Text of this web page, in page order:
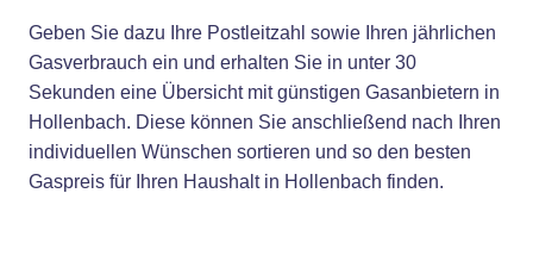
Geben Sie dazu Ihre Postleitzahl sowie Ihren jährlichen
Gasverbrauch ein und erhalten Sie in unter 30
Sekunden eine Übersicht mit günstigen Gasanbietern in
Hollenbach. Diese können Sie anschließend nach Ihren
individuellen Wünschen sortieren und so den besten
Gaspreis für Ihren Haushalt in Hollenbach finden.